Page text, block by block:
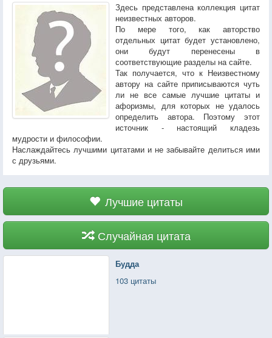
Здесь представлена коллекция цитат
неизвестных авторов.
По мере того, как авторство
отдельных цитат будет установлено,
они будут перенесены в
соответствующие разделы на сайте.
Так получается, что к Неизвестному
автору на сайте приписываются чуть
ли не все самые лучшие цитаты и
афоризмы, для которых не удалось
определить автора. Поэтому этот
источник - настоящий кладезь
мудрости и философии.
Наслаждайтесь лучшими цитатами и не забывайте делиться ими
с друзьями.
Лучшие цитаты
Случайная цитата
Будда
103 цитаты